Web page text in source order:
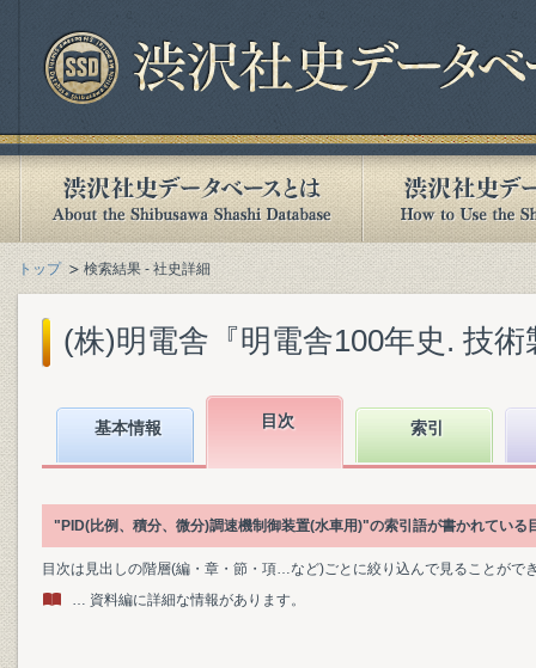
トップ 検索結果 - 社史詳細
(株)明電舎『明電舎100年史. 技
基本情報 目次 索引
"PID(比例、積分、微分)調速機制御装置(水車用)"の索引語が書かれている
目次は見出しの階層(編・章・節・項…など)ごとに絞り込んで見ることがで
… 資料編に詳細な情報があります。